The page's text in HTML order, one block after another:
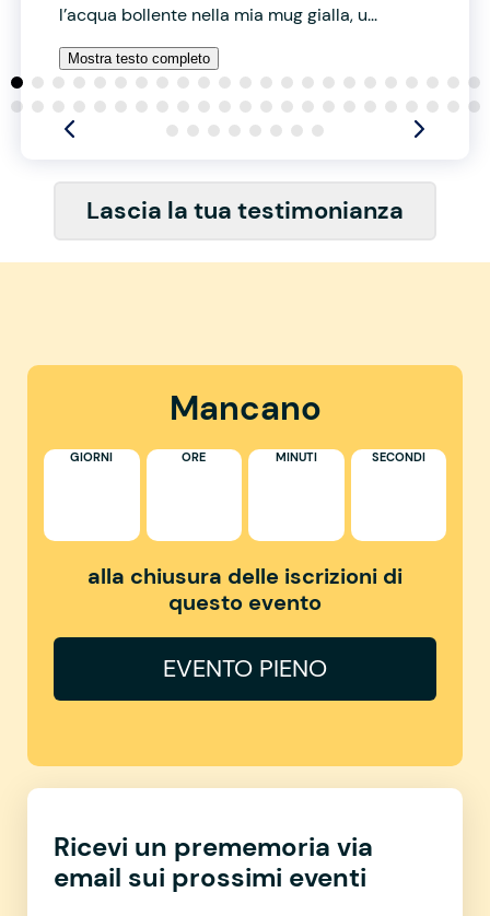
l’acqua bollente nella mia mug gialla, u...
Mostra testo completo
Lascia la tua testimonianza
Mancano
GIORNI ORE MINUTI SECONDI
alla chiusura delle iscrizioni di
questo evento
EVENTO PIENO
Ricevi un prememoria via
email sui prossimi eventi